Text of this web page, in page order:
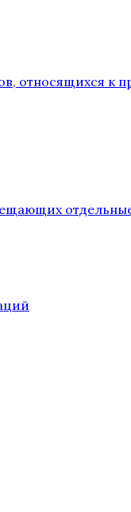
относящихся к